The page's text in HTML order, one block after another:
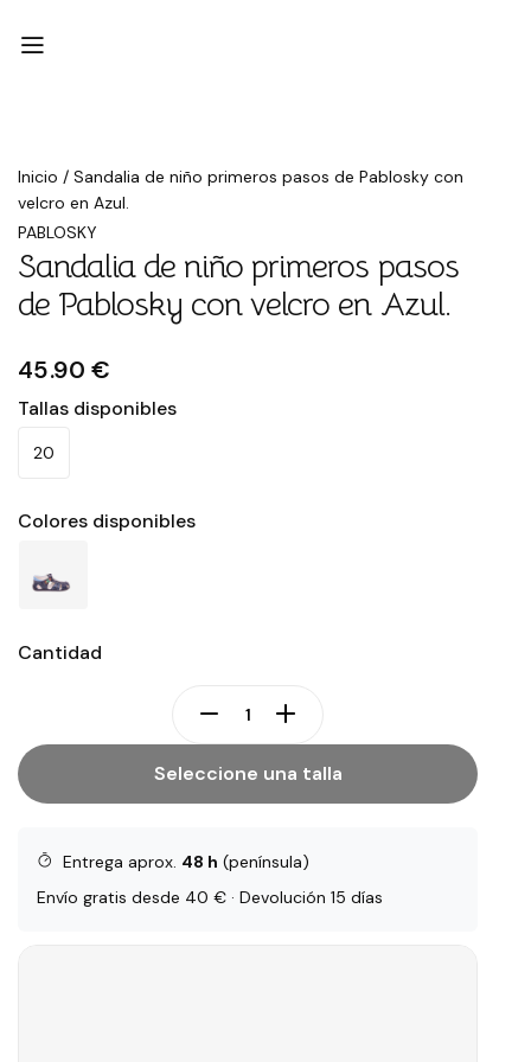
Inicio / Sandalia de niño primeros pasos de Pablosky con
velcro en Azul.
PABLOSKY
Sandalia de niño primeros pasos
de Pablosky con velcro en Azul.
45.90 €
Tallas disponibles
20
Colores disponibles
Cantidad
Seleccione una talla
Entrega aprox. 48 h (península)
Envío gratis desde 40 € · Devolución 15 días